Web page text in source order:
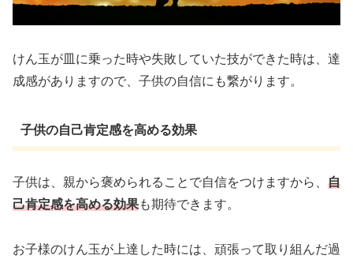
けん玉が皿に乗った時や失敗していた技ができた時は、達
成感がありますので、子供の自信にも繋がります。
子供の自己肯定感を高める効果
子供は、親から褒められることで自信をつけますから、 自
己肯定感を高める効果も期待できます。
お子様のけん玉が上達した時には、頑張って取り組んだ過